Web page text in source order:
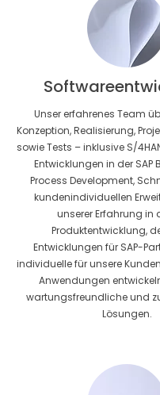
Unser erfahrenes Team
Konzeption, Realisierung,
sowie Tests – inklusive S/
Entwicklungen in der SAP
Process Development,
kundenindividuellen
unserer Erfahrung in
Produktentwicklung,
Entwicklungen für SAP-
individuelle für unsere
Anwendungen
wartungsfreundliche und
Lösungen.